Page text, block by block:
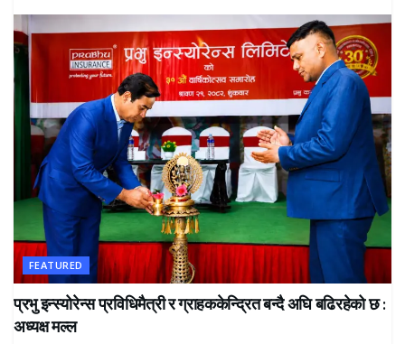
FEATURED
प्रभु इन्स्योरेन्स प्रविधिमैत्री र ग्राहककेन्द्रित बन्दै अघि बढिरहेको छ :
अध्यक्ष मल्ल